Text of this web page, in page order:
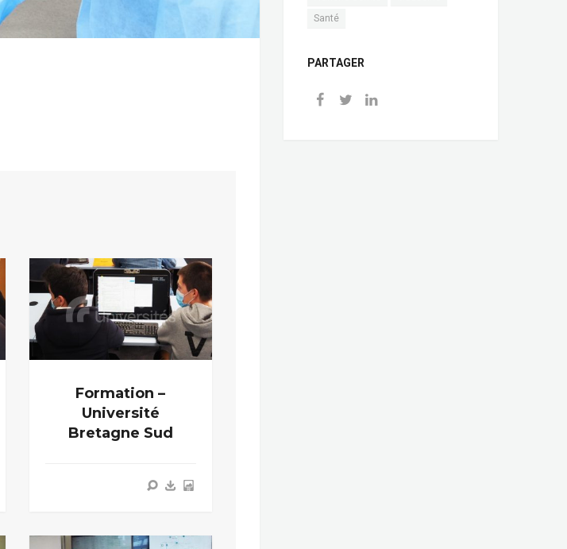
Formation –
Université
Bretagne Sud
Santé
PARTAGER